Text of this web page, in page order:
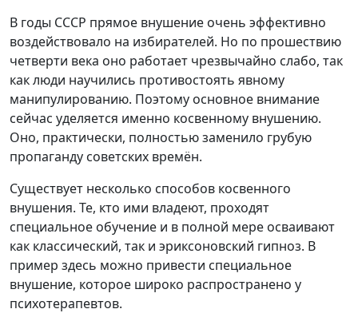
В годы СССР прямое внушение очень эффективно
воздействовало на избирателей. Но по прошествию
четверти века оно работает чрезвычайно слабо, так
как люди научились противостоять явному
манипулированию. Поэтому основное внимание
сейчас уделяется именно косвенному внушению.
Оно, практически, полностью заменило грубую
пропаганду советских времён.
Существует несколько способов косвенного
внушения. Те, кто ими владеют, проходят
специальное обучение и в полной мере осваивают
как классический, так и эриксоновский гипноз. В
пример здесь можно привести специальное
внушение, которое широко распространено у
психотерапевтов.